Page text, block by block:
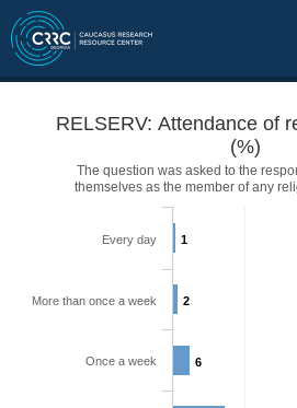
RELSERV: Attendance of
(%)
The question was asked to the
themselves as the member of any
1
2
6
Every day
More than once a week
Once a week